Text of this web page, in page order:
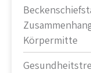
Körpermitte